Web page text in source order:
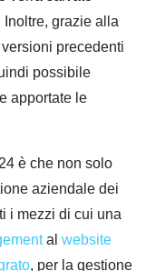
Inoltre, grazie alla
precedenti
possibile
apportate le
è che non solo
aziendale dei
i mezzi di cui una
al website
, per la gestione